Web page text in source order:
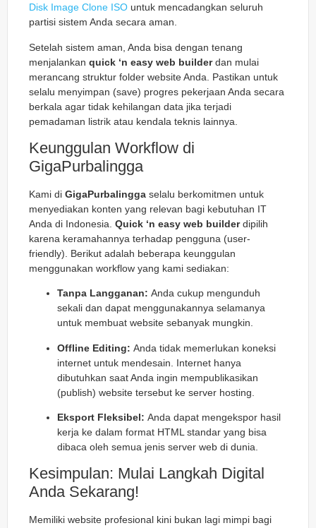
Disk Image Clone ISO untuk mencadangkan seluruh
partisi sistem Anda secara aman.
Setelah sistem aman, Anda bisa dengan tenang
menjalankan quick ‘n easy web builderdan mulai
merancang struktur folder website Anda. Pastikan untuk
selalu menyimpan (save) progres pekerjaan Anda secara
berkala agar tidak kehilangan data jika terjadi
pemadaman listrik atau kendala teknis lainnya.
Keunggulan Workflow di
GigaPurbalingga
Kami di GigaPurbalingga selalu berkomitmen untuk
menyediakan konten yang relevan bagi kebutuhan IT
Anda di Indonesia. Quick ‘n easy web builderdipilih
karena keramahannya terhadap pengguna (user-
friendly). Berikut adalah beberapa keunggulan
menggunakan workflow yang kami sediakan:
Tanpa Langganan: Anda cukup mengunduh
sekali dan dapat menggunakannya selamanya
untuk membuat website sebanyak mungkin.
Offline Editing: Anda tidak memerlukan koneksi
internet untuk mendesain. Internet hanya
dibutuhkan saat Anda ingin mempublikasikan
(publish) website tersebut ke server hosting.
Eksport Fleksibel: Anda dapat mengekspor hasil
kerja ke dalam format HTML standar yang bisa
dibaca oleh semua jenis server web di dunia.
Kesimpulan: Mulai Langkah Digital
Anda Sekarang!
Memiliki website profesional kini bukan lagi mimpi bagi